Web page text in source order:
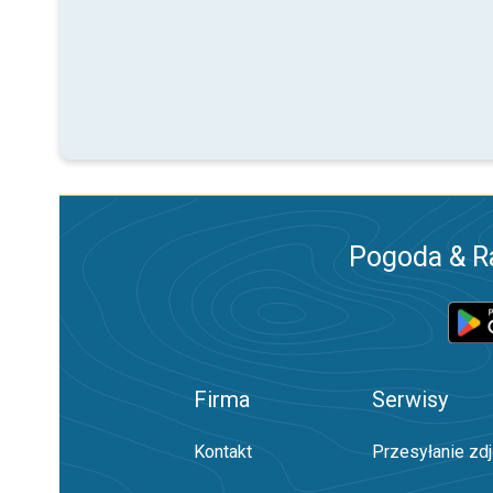
Pogoda &
Firma
Kontakt
Serwisy
Przesyłanie